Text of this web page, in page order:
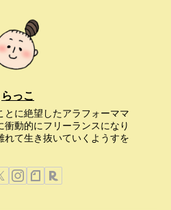
らっこ
とに絶望したアラフォーママ
衝動的にフリーランスになり
れて生き抜いていくようすを